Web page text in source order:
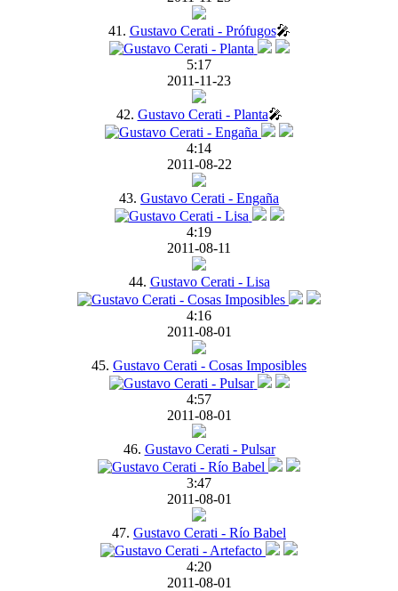
41. Gustavo Cerati - Prófugos🎤
5:17
2011-11-23
42. Gustavo Cerati - Planta🎤
4:14
2011-08-22
43. Gustavo Cerati - Engaña
4:19
2011-08-11
44. Gustavo Cerati - Lisa
4:16
2011-08-01
45. Gustavo Cerati - Cosas Imposibles
4:57
2011-08-01
46. Gustavo Cerati - Pulsar
3:47
2011-08-01
47. Gustavo Cerati - Río Babel
4:20
2011-08-01